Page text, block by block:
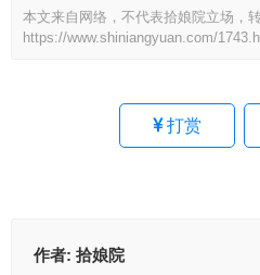
本文来自网络，不代表拾娘院立场，
https://www.shiniangyuan.com/
打赏
作者: 拾娘院